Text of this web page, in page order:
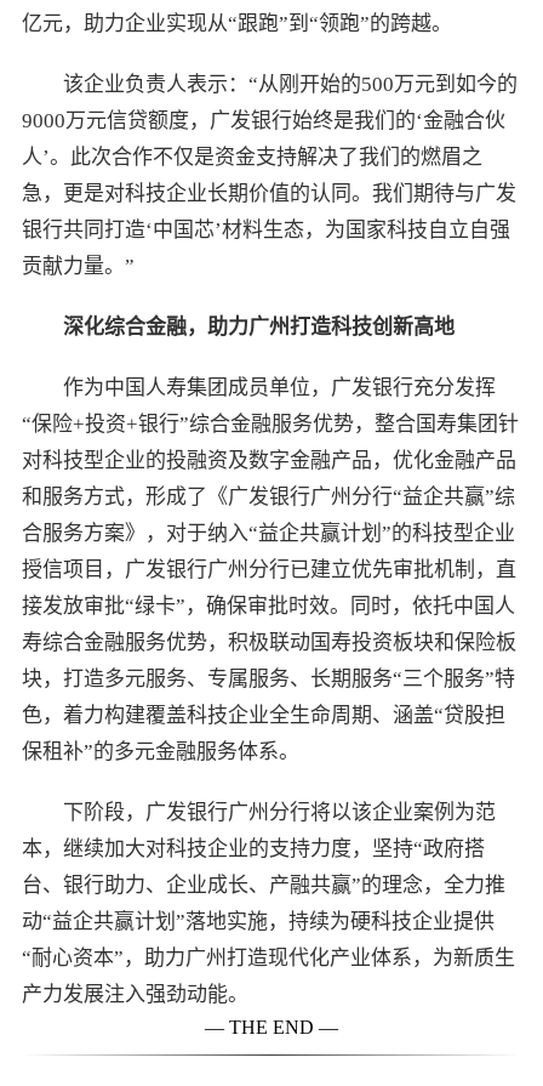
亿元，助力企业实现从“跟跑”到“领跑”的跨越。
该企业负责人表示：“从刚开始的500万元到如今的
9000万元信贷额度，广发银行始终是我们的‘金融合伙
人’。此次合作不仅是资金支持解决了我们的燃眉之
急，更是对科技企业长期价值的认同。我们期待与广发
银行共同打造‘中国芯’材料生态，为国家科技自立自强
贡献力量。”
深化综合金融， 助力广州打造科技创新高地
作为中国人寿集团成员单位，广发银行充分发挥
“保险+投资+银行”综合金融服务优势，整合国寿集团针
对科技型企业的投融资及数字金融产品，优化金融产品
和服务方式，形成了《广发银行广州分行“益企共赢”综
合服务方案》，对于纳入“益企共赢计划”的科技型企业
授信项目，广发银行广州分行已建立优先审批机制，直
接发放审批“绿卡”，确保审批时效。同时，依托中国人
寿综合金融服务优势，积极联动国寿投资板块和保险板
块，打造多元服务、专属服务、长期服务“三个服务”特
色，着力构建覆盖科技企业全生命周期、涵盖“贷股担
保租补”的多元金融服务体系。
下阶段，广发银行广州分行将以该企业案例为范
本，继续加大对科技企业的支持力度，坚持“政府搭
台、银行助力、企业成长、产融共赢”的理念，全力推
动“益企共赢计划”落地实施，持续为硬科技企业提供
“耐心资本”，助力广州打造现代化产业体系，为新质生
产力发展注入强劲动能。
— THE END —